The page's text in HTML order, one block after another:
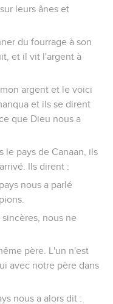
leurs ânes et
du fourrage à son
et il vit l'argent à
argent et le voici
et ils se dirent
que Dieu nous a
le pays de Canaan, ils
Ils dirent :
nous a parlé
sincères, nous ne
père. L'un n'est
avec notre père dans
nous a alors dit :